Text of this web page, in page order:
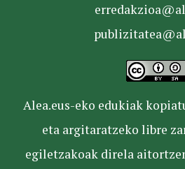
Alea.eus-eko edukiak
eta argitaratzeko libre
egiletzakoak direla